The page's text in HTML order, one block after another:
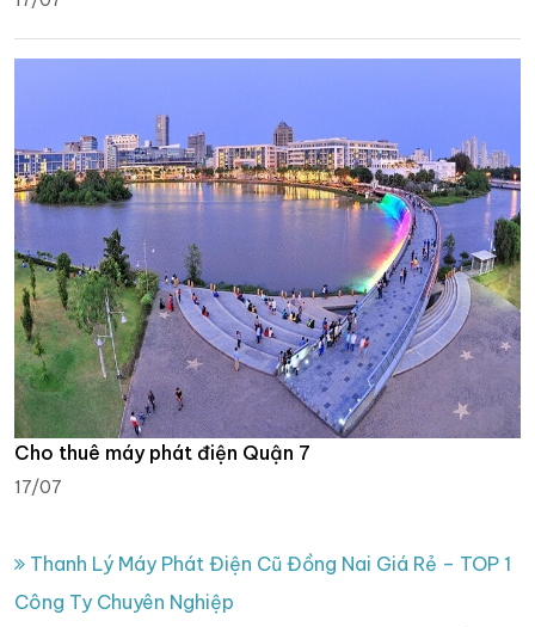
Cho thuê máy phát điện Quận 7
17/07
Thanh Lý Máy Phát Điện Cũ Đồng Nai Giá Rẻ – TOP 1
Công Ty Chuyên Nghiệp